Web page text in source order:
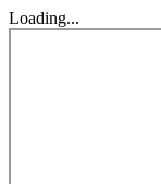
Loading...